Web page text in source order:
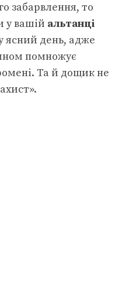
забарвлення, то
у вашій альтанці
ясний день, адже
помножує
Та й дощик не